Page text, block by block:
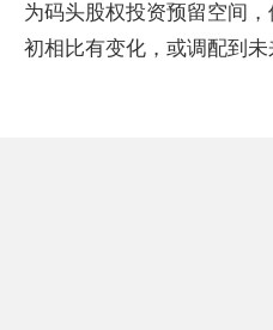
为码头股权投资预留空间
初相比有变化，或调配到未